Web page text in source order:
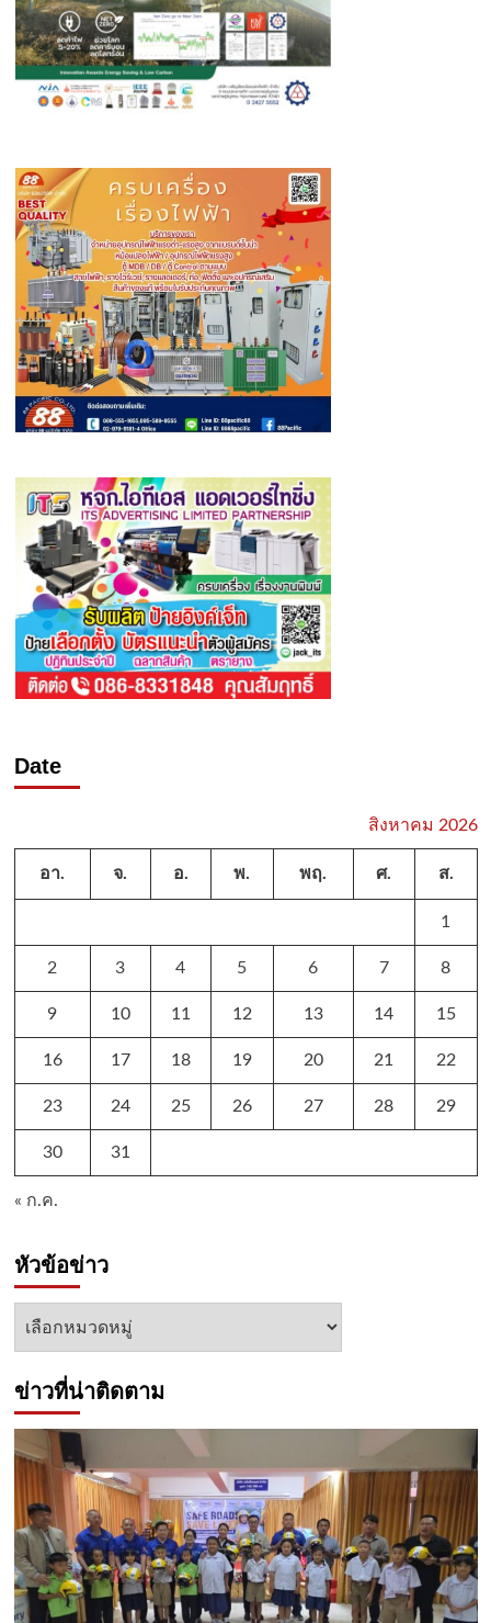
Date
สิงหาคม 2026
อา. จ. อ. พ. พฤ. ศ. ส.
1
2 3 4 5 6 7 8
9 10 11 12 13 14 15
16 17 18 19 20 21 22
23 24 25 26 27 28 29
30 31
« ก.ค.
หัวข้อข่าว
หัวข้อ
ข่าวที่น่าติดตาม